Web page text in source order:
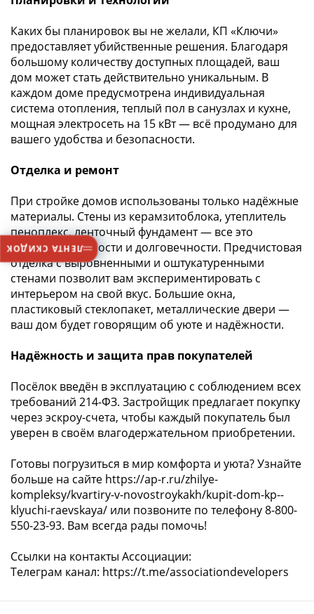
Каких бы планировок вы не желали, КП «Ключи»
предоставляет убийственные решения. Благодаря
большому количеству доступных площадей, ваш
дом может стать действительно уникальным. В
каждом доме предусмотрена индивидуальная
система отопления, теплый пол в санузлах и кухне,
мощная электросеть на 15 кВт — всё продумано для
вашего удобства и безопасности.
Отделка и ремонт
При стройке домов использованы только надёжные
материалы. Стены из керамзитоблока, утеплитель
пеноплекс, ленточный фундамент — все это
гарантия прочности и долговечности. Предчистовая
отделка с выровненными и оштукатуренными
стенами позволит вам экспериментировать с
интерьером на свой вкус. Большие окна,
пластиковый стеклопакет, металлические двери —
ваш дом будет говорящим об уюте и надёжности.
Надёжность и защита прав покупателей
Посёлок введён в эксплуатацию с соблюдением всех
требований 214-ФЗ. Застройщик предлагает покупку
через эскроу-счета, чтобы каждый покупатель был
уверен в своём влагодержательном приобретении.
Готовы погрузиться в мир комфорта и уюта? Узнайте
больше на сайте https://ap-r.ru/zhilye-
kompleksy/kvartiry-v-novostroykakh/kupit-dom-kp--
klyuchi-raevskaya/ или позвоните по телефону 8-800-
550-23-93. Вам всегда рады помочь!
Ссылки на контакты Ассоциации:
Телеграм канал: https://t.me/associationdevelopers
ЛЕНТА СКИДОК